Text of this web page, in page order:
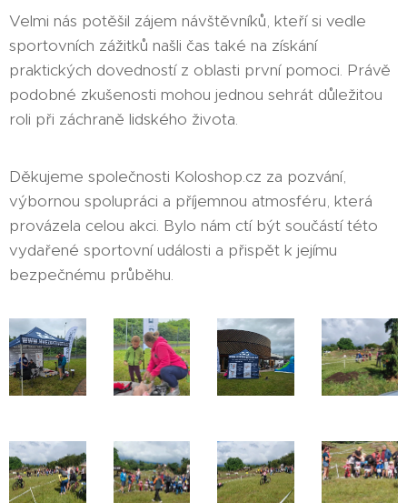
Velmi nás potěšil zájem návštěvníků, kteří si vedle
sportovních zážitků našli čas také na získání
praktických dovedností z oblasti první pomoci. Právě
podobné zkušenosti mohou jednou sehrát důležitou
roli při záchraně lidského života.
Děkujeme společnosti Koloshop.cz za pozvání,
výbornou spolupráci a příjemnou atmosféru, která
provázela celou akci. Bylo nám ctí být součástí této
vydařené sportovní události a přispět k jejímu
bezpečnému průběhu.